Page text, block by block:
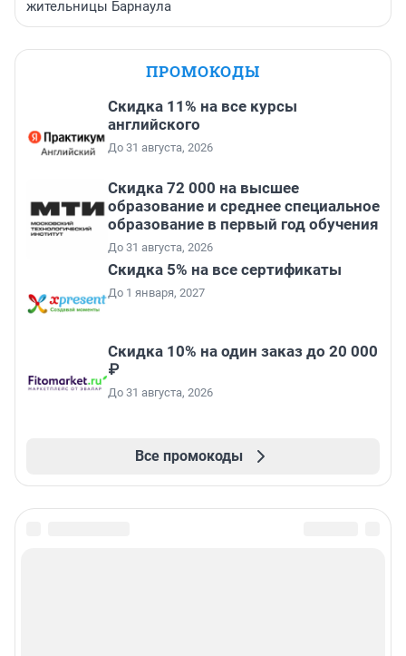
жительницы Барнаула
ПРОМОКОДЫ
Скидка 11% на все курсы
английского
До 31 августа, 2026
Скидка 72 000 на высшее
образование и среднее специальное
образование в первый год обучения
До 31 августа, 2026
Скидка 5% на все сертификаты
До 1 января, 2027
Скидка 10% на один заказ до 20 000
₽
До 31 августа, 2026
Все промокоды